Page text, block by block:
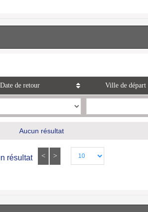
Date de retour Ville de départ
Aucun résultat
résultat < >